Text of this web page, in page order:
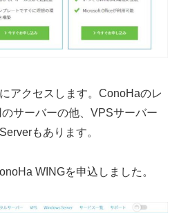
アクセスします。ConoHaのレ
サーバーの他、VPSサーバー
もあります。
WINGを申込しました。